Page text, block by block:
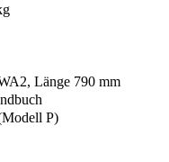
Länge 790 mm
P)